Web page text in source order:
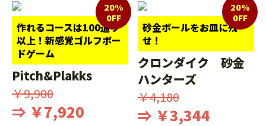
作れるコースは100通り
以上！新感覚ゴルフボー
ドゲーム
20%
0FF
Pitch&Plakks
￥9,900
⇒ ￥7,920
砂金ボールをお皿に残
せ！
20%
0FF
クロンダイク 砂金
ハンターズ
￥4,180
⇒ ￥3,344